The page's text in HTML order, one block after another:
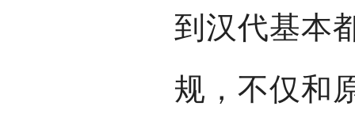
到汉代基本
规，不仅和